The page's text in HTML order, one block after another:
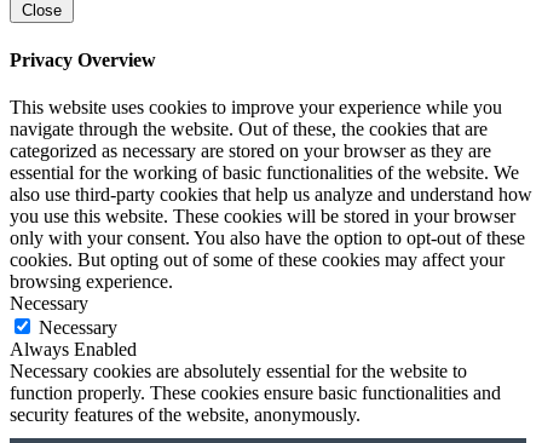
Close
Privacy Overview
This website uses cookies to improve your experience while you
navigate through the website. Out of these, the cookies that are
categorized as necessary are stored on your browser as they are
essential for the working of basic functionalities of the website. We
also use third-party cookies that help us analyze and understand how
you use this website. These cookies will be stored in your browser
only with your consent. You also have the option to opt-out of these
cookies. But opting out of some of these cookies may affect your
browsing experience.
Necessary
Necessary
Always Enabled
Necessary cookies are absolutely essential for the website to
function properly. These cookies ensure basic functionalities and
security features of the website, anonymously.